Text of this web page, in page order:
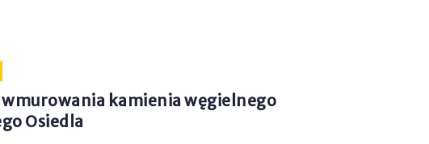
kamienia węgielnego
Osiedla